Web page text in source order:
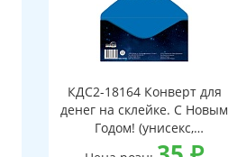
КДС2-18164 Конверт для
денег на склейке. С Новым
Годом! (унисекс,
серебряная фольга)